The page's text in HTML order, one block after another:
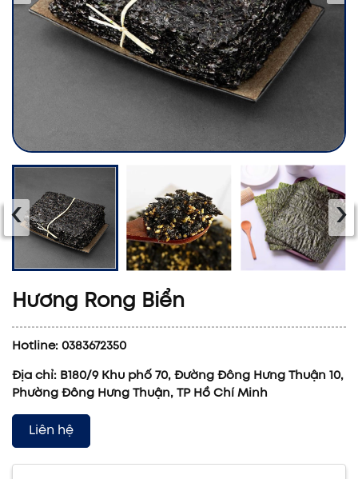
‹ ›
Hương Rong Biển
Hotline: 0383672350
Địa chỉ: B180/9 Khu phố 70, Đường Đông Hưng Thuận 10,
Phường Đông Hưng Thuận, TP Hồ Chí Minh
Liên hệ